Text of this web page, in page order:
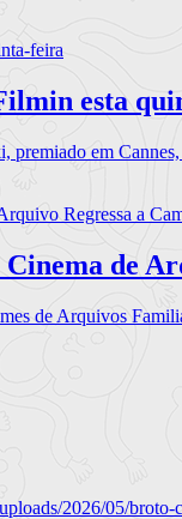
esta
premiado em Cannes,
de
de Arquivos
2026/05/